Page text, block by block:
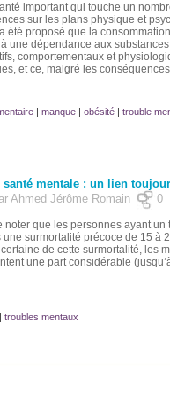
important qui touche un
sur les plans physique et
été proposé que la
une dépendance aux
comportementaux et
et ce, malgré les
| manque| obésité| trouble
santé mentale : un lien
Ahmed Jérôme Romain
0
noter que les personnes ayant
surmortalité précoce de 15 à
de cette surmortalité, les
une part considérable
troubles mentaux